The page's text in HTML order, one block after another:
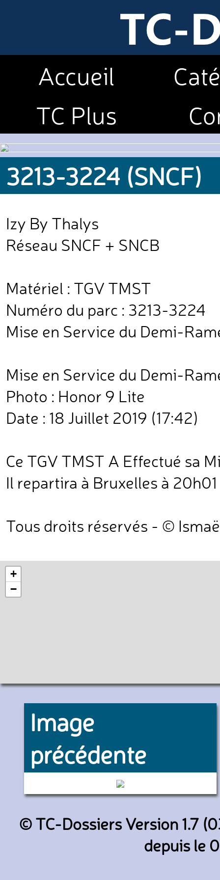
Accueil
TC Plus
3213-3224 (SNCF)
Izy By Thalys
Réseau SNCF + SNCB
Matériel : TGV TMST
Numéro du parc : 3213-3224
Mise en Service du Demi-
Mise en Service du Demi-
Photo : Honor 9 Lite
Date : 18 Juillet 2019 (17:42)
Ce TGV TMST A Effectué sa
Il repartira à Bruxelles à
Tous droits réservés - ©
+
−
Image
précédente
3522 (Keolis Lyon)
© TC-Dossiers Version 1.7
depuis le